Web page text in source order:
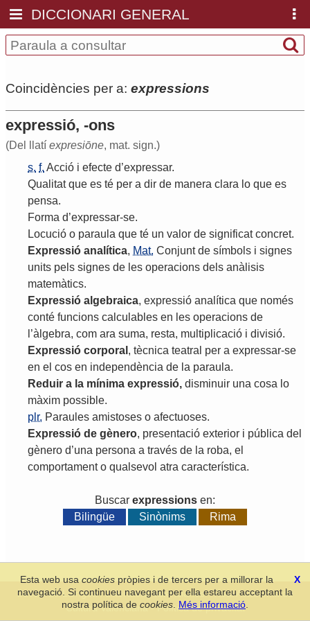
DICCIONARI GENERAL
Coincidències per a: expressions
expressió, -ons
(Del llatí expresiōne, mat. sign.)
s. f. Acció i efecte d’expressar.
Qualitat que es té per a dir de manera clara lo que es
pensa.
Forma d’expressar-se.
Locució o paraula que té un valor de significat concret.
Expressió analítica, Mat. Conjunt de símbols i signes
units pels signes de les operacions dels anàlisis
matemàtics.
Expressió algebraica, expressió analítica que només
conté funcions calculables en les operacions de
’àlgebra, com ara suma, resta, multiplicació i divisió.
Expressió corporal , tècnica teatral per a expressar-se
en el cos en independència de la paraula.
Reduir a la mínima expressió, disminuir una cosa lo
màxim possible.
plr. Paraules amistoses o afectuoses.
Expressió de gènero, presentació exterior i pública del
gènero d’una persona a través de la roba, el
comportament o qualsevol atra característica.
Buscar expressions en:
Bilingüe
Sinònims Rima
Secció de Llengua i Lliteratura Valencianes-Real Acadèmia de
Cultura Valenciana-Política de privacitat
X
Esta web usacookies pròpies i de tercers per a millorar la
navegació. Si continueu navegant per ella estareu acceptant la
nostra política de cookies Més informació